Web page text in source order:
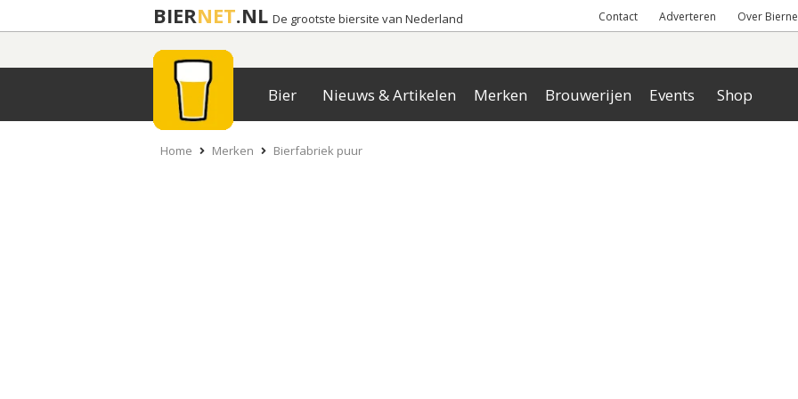
BIERNET.NL De grootste biersite van Nederland Contact Adverteren Over
Bier Nieuws & Artikelen Merken Brouwerijen Events Shop
Home Merken Bierfabriek puur